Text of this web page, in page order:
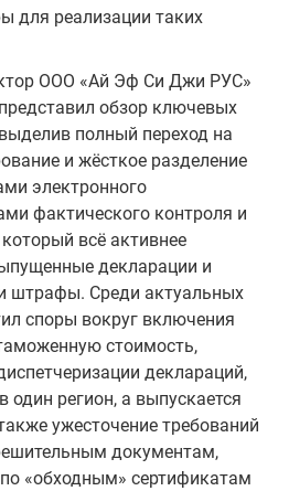
для реализации таких
ООО «Ай Эф Си Джи РУС»
обзор ключевых
полный переход на
и жёсткое разделение
электронного
фактического контроля и
всё активнее
декларации и
штрафы. Среди актуальных
споры вокруг включения
стоимость,
деклараций,
один регион, а выпускается
ужесточение требований
документам,
«обходным» сертификатам